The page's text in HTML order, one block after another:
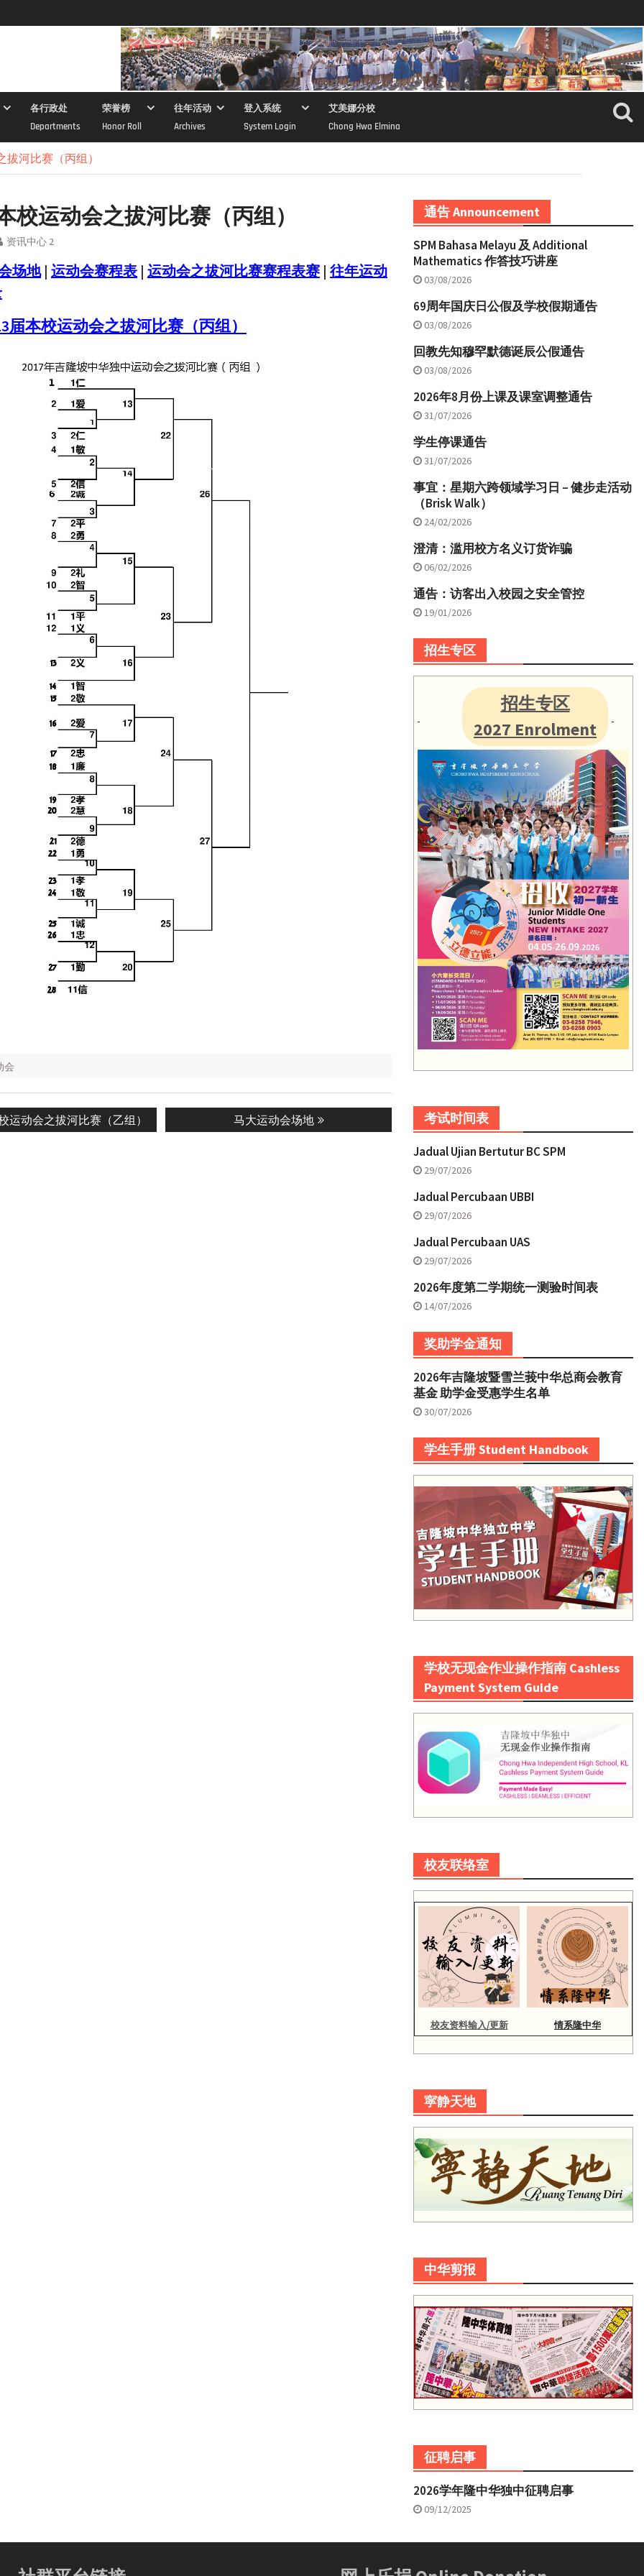
各行政处
Departments
荣誉榜
Honor Roll
往年活动
Archives
登入系统
System Login
艾美娜分校
Chong Hwa Elmina
河比赛（丙组）
校运动会之拔河比赛（丙组）
资讯中心 2
场地| 运动会赛程表 | 运动会之拔河比赛赛程表赛 | 往年运动
届本校运动会之拔河比赛（丙组）
会
运动会之拔河比赛（乙组）
Next
post:
马大运动会场地
通告 Announcement
SPM Bahasa Melayu 及 Additional
Mathematics 作答技巧讲座
03/08/2026
69周年国庆日公假及学校假期通告
03/08/2026
回教先知穆罕默德诞辰公假通告
03/08/2026
2026年8月份上课及课室调整通告
31/07/2026
学生停课通告
31/07/2026
事宜：星期六跨领域学习日 – 健步走活动
（Brisk Walk）
24/02/2026
澄清：滥用校方名义订货诈骗
06/02/2026
通告：访客出入校园之安全管控
19/01/2026
招生专区
招生专区
2027 Enrolment
考试时间表
Jadual Ujian Bertutur BC SPM
29/07/2026
Jadual Percubaan UBBI
29/07/2026
Jadual Percubaan UAS
29/07/2026
2026年度第二学期统一测验时间表
14/07/2026
奖助学金通知
2026年吉隆坡暨雪兰莪中华总商会教育
基金 助学金受惠学生名单
30/07/2026
学生手册 Student Handbook
学校无现金作业操作指南 Cashless
Payment System Guide
校友联络室
校友资料输入/更新 情系隆中华
寜静天地
中华剪报
征聘启事
2026学年隆中华独中征聘启事
09/12/2025